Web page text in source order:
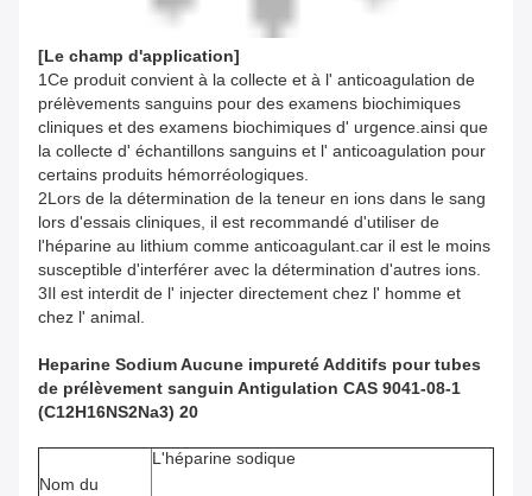
[Le champ d'application]
1Ce produit convient à la collecte et à l' anticoagulation de
prélèvements sanguins pour des examens biochimiques
cliniques et des examens biochimiques d' urgence.ainsi que
la collecte d' échantillons sanguins et l' anticoagulation pour
certains produits hémorréologiques.
2Lors de la détermination de la teneur en ions dans le sang
lors d'essais cliniques, il est recommandé d'utiliser de
l'héparine au lithium comme anticoagulant.car il est le moins
susceptible d'interférer avec la détermination d'autres ions.
3Il est interdit de l' injecter directement chez l' homme et
chez l' animal.
Heparine Sodium Aucune impureté Additifs pour tubes
de prélèvement sanguin Antigulation CAS 9041-08-1
(C12H16NS2Na3) 20
Nom du
L'héparine sodique